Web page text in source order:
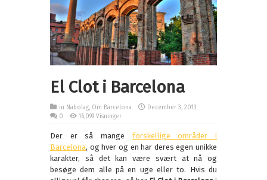
El Clot i Barcelona
in Nabolag, Om Barcelona
December 3, 2013
0
16,099 Visninger
Der er så mange forskellige områder i
Barcelona, og hver og en har deres egen unikke
karakter, så det kan være svært at nå og
besøge dem alle på en uge eller to. Hvis du